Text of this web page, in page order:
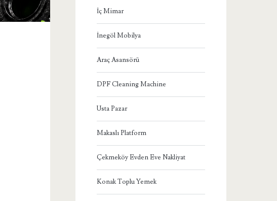
İç Mimar
İnegöl Mobilya
Araç Asansörü
DPF Cleaning Machine
Usta Pazar
Makaslı Platform
Çekmeköy Evden Eve Nakliyat
Konak Toplu Yemek